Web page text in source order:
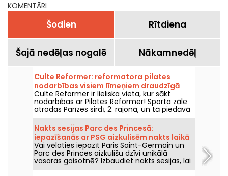
KOMENTĀRI
Šodien Rītdiena
Šajā nedēļas nogalē Nākamnedēļ
Culte Reformer: reformatora pilates
nodarbības visiem līmeņiem draudzīgā
atmosfērā.
Culte Reformer ir lieliska vieta, kur sākt
nodarbības ar Pilates Reformer! Sporta zāle
atrodas Parīzes sirdī, 2. rajonā, un tā piedāvā
dažādu līmeņu Reformer Pilates nodarbības
siltā un viesmīlīgā vidē.
Nakts sesijas Parc des Princesā:
iepazīšanās ar PSG aizkulisēm nakts laikā
un svētku noskaņa ar DJ setiem
Vai vēlaties iepazīt Paris Saint-Germain un
Parc des Princes aizkulišu dzīvi unikālā
vasaras gaisotnē? Izbaudiet nakts sesijas, lai
stadionu varētu apmeklēt arī naktī un